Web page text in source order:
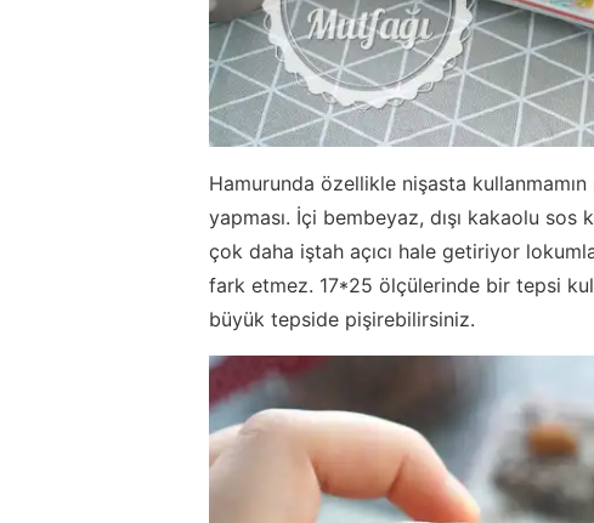
Hamurunda özellikle nişasta
yapması. İçi bembeyaz, dışı kakaolu sos
çok daha iştah açıcı hale getiriyor
fark etmez. 17*25 ölçülerinde bir tepsi
büyük tepside pişirebilirsiniz.